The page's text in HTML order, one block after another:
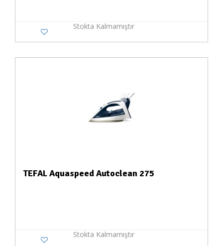
Stokta Kalmamıştır
TEFAL Aquaspeed Autoclean 275
Stokta Kalmamıştır